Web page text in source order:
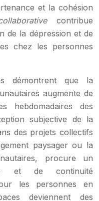
et la cohésion
contribue
de la dépression et de
chez les personnes
démontrent que la
augmente de
hebdomadaires des
subjective de la
des projets collectifs
paysager ou la
procure un
et de continuité
les personnes en
deviennent des